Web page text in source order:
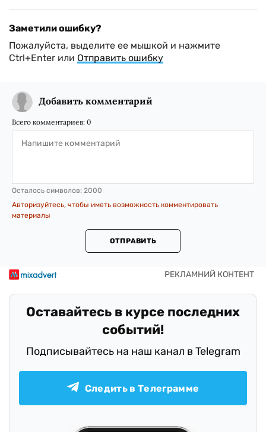
Заметили ошибку?
Пожалуйста, выделите ее мышкой и нажмите
Ctrl+Enter или Отправить ошибку
Добавить комментарий
Всего комментариев: 0
Осталось символов: 2000
Авторизуйтесь, чтобы иметь возможность комментировать
материалы
ОТПРАВИТЬ
Оставайтесь в курсе последних
событий!
Подписывайтесь на наш канал в Telegram
Следить в Телеграмме